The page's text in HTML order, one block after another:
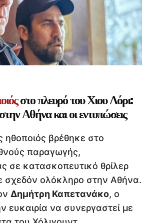
στο πλευρό του Χιου Λόρι:
Αθήνα και οι εντυπώσεις
βρέθηκε στο
παραγωγής,
σε κατασκοπευτικό θρίλερ
σχεδόν ολόκληρο στην Αθήνα.
Δημήτρη Καπετανάκο, ο
ευκαιρία να συνεργαστεί με